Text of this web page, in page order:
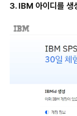
3. IBM 아이디를 생